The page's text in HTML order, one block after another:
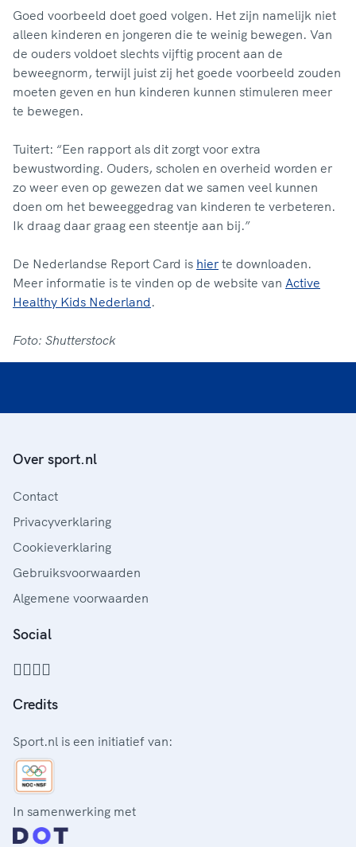
Goed voorbeeld doet goed volgen. Het zijn namelijk niet
alleen kinderen en jongeren die te weinig bewegen. Van
de ouders voldoet slechts vijftig procent aan de
beweegnorm, terwijl juist zij het goede voorbeeld zouden
moeten geven en hun kinderen kunnen stimuleren meer
te bewegen.
Tuitert: “Een rapport als dit zorgt voor extra
bewustwording. Ouders, scholen en overheid worden er
zo weer even op gewezen dat we samen veel kunnen
doen om het beweeggedrag van kinderen te verbeteren.
Ik draag daar graag een steentje aan bij.”
De Nederlandse Report Card is hier te downloaden.
Meer informatie is te vinden op de website van Active
Healthy Kids Nederland .
Foto: Shutterstock
Over sport.nl
Contact
Privacyverklaring
Cookieverklaring
Gebruiksvoorwaarden
Algemene voorwaarden
Social
Credits
Sport.nl is een initiatief van:
In samenwerking met